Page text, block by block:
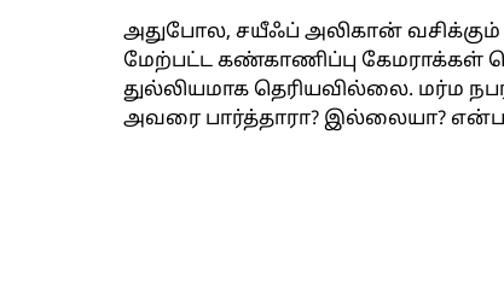
அதுபோல, சயீஃப் அலிகான் வசிக்கும் 13
மேற்பட்ட கண்காணிப்பு கேமராக்கள்
துல்லியமாக தெரியவில்லை. மர்ம
அவரை பார்த்தாரா? இல்லையா?